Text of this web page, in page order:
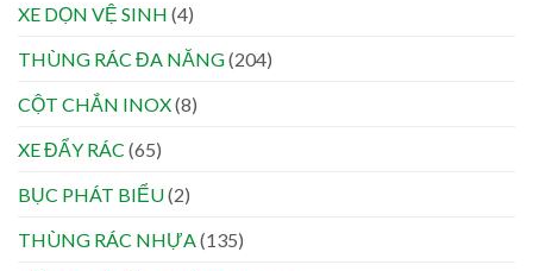
XE DỌN VỆ SINH (4)
THÙNG RÁC ĐA NĂNG(204)
CỘT CHẮN INOX(8)
XE ĐẨY RÁC (65)
BỤC PHÁT BIỂU(2)
THÙNG RÁC NHỰA (135)